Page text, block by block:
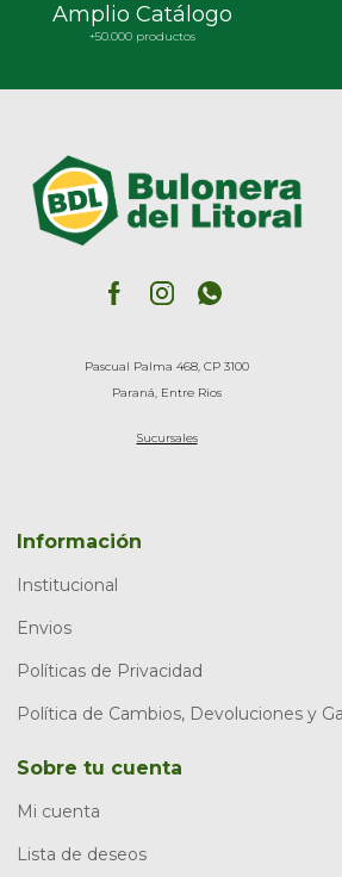
Amplio Catálogo
+50.000 productos
Pascual Palma 468, CP 3100
Paraná, Entre Rios
Sucursales
Información
Institucional
Envios
Políticas de Privacidad
Política de Cambios, Devoluciones y
Sobre tu cuenta
Mi cuenta
Lista de deseos